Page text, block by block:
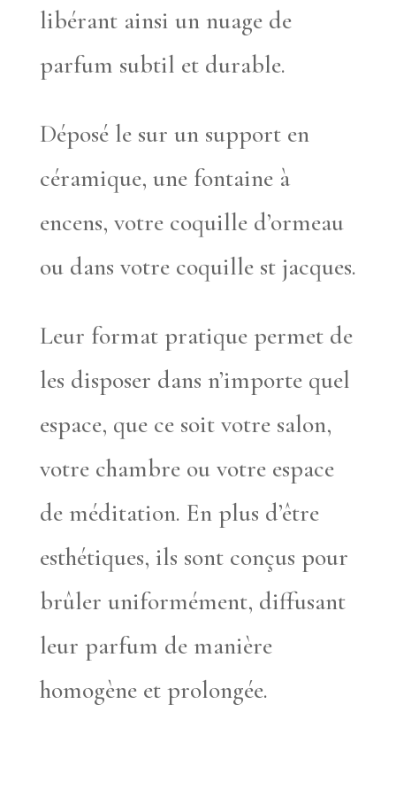
libérant ainsi un nuage de
parfum subtil et durable.
Déposé le sur un support en
céramique, une fontaine à
encens, votre coquille d’ormeau
ou dans votre coquille st jacques.
Leur format pratique permet de
les disposer dans n’importe quel
espace, que ce soit votre salon,
votre chambre ou votre espace
de méditation. En plus d’être
esthétiques, ils sont conçus pour
brûler uniformément, diffusant
leur parfum de manière
homogène et prolongée.